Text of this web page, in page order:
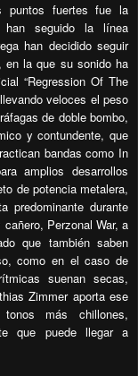
puntos fuertes fue la
han seguido la línea
han decidido seguir
en la que su sonido ha
“Regression Of The
veloces el peso
de doble bombo,
y contundente, que
bandas como In
amplios desarrollos
de potencia metalera,
predominante durante
Perzonal War, a
que también saben
como en el caso de
suenan secas,
Zimmer aporta ese
más chillones,
que puede llegar a